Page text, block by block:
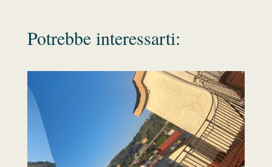
Potrebbe interessarti: